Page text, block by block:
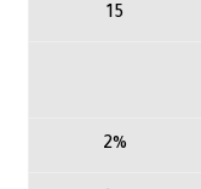
15
2%